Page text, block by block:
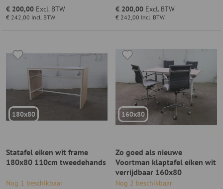
€ 242,00 Incl. BTW
€ 200,00 Excl. BTW
€ 242,00 Incl. BTW
€ 200,00 Excl. BTW
180x80
Statafel eiken wit frame
180x80 110cm tweedehands
Nog 1 beschikbaar
160x80
Zo goed als nieuwe
Voortman klaptafel eiken wit
verrijdbaar 160x80
Nog 2 beschikbaar